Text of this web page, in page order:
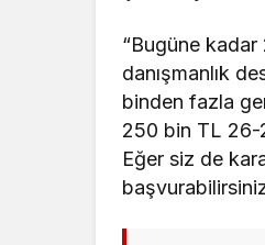
“Bugüne
danışmanlık
binden fazla
250 bin TL 26-
Eğer siz de